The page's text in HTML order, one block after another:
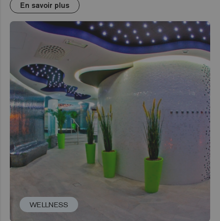
En savoir plus
WELLNESS